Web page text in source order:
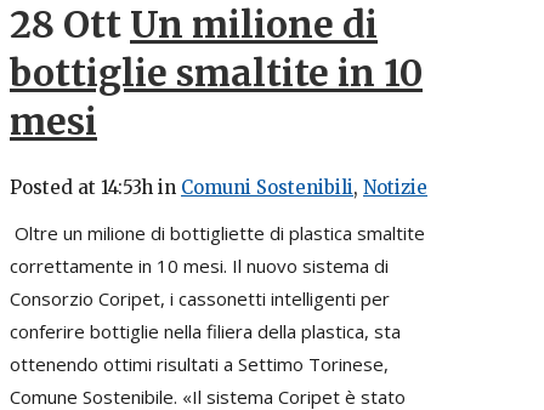
28 Ott Un milione di
bottiglie smaltite in 10
mesi
Posted at 14:53h in Comuni Sostenibili, Notizie
Oltre un milione di bottigliette di plastica smaltite
correttamente in 10 mesi. Il nuovo sistema di
Consorzio Coripet, i cassonetti intelligenti per
conferire bottiglie nella filiera della plastica, sta
ottenendo ottimi risultati a Settimo Torinese,
Comune Sostenibile. «Il sistema Coripet è stato